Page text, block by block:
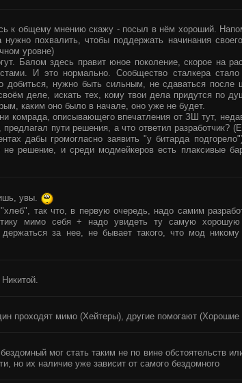
к общему мнению скажу - посыл в нём хороший.
нужно похвалить, чтобы поддержать начинания
уровне)
Балом здесь правит юное поколение, скорое на
И это нормально. Сообщество сталкера стало
добиться, нужно быть сильным, не сдаваться после
деле, искать тех, кому твои дела придутся по
каким оно было в начале, оно уже не будет.
комрада, описывающего впечатления от ЗШ тут,
пути решения, а что ответил разработчик?
дабы громогласно заявить "у битарда
решение, и среди модмейкеров есть плаксивые
увы.
так что, в первую очередь, надо самим
мимо себя + надо увидеть ту самую хорошую
за нее, не бывает такого, что мод
проходят мимо (Хейтеры), другие помогают
мог стать таким не по вине обстоятельств
но их наличие уже зависит от самого бездомного